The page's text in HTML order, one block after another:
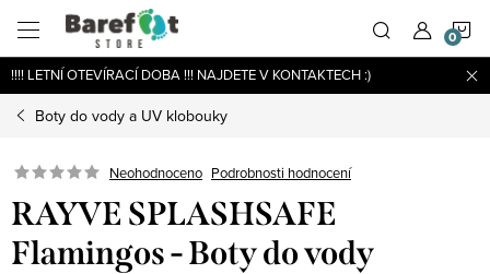
obsah
!!!! LETNÍ OTEVÍRACÍ DOBA !!! NAJDETE V KONTAKTECH :)
Boty do vody a UV klobouky
Neohodnoceno Podrobnosti hodnocení
RAYVE SPLASHSAFE
Flamingos - Boty do vody